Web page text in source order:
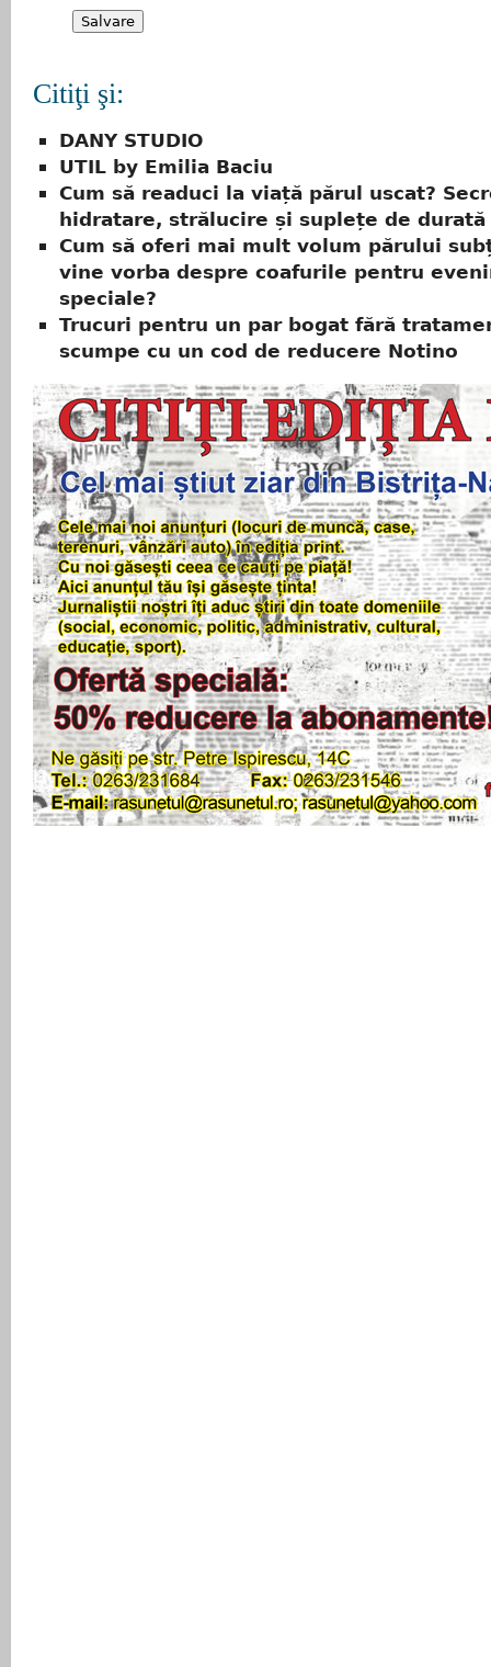
Citiţi şi:
DANY STUDIO
UTIL by Emilia Baciu
Cum să readuci la viață părul uscat?
hidratare, strălucire și suplețe de durată
Cum să oferi mai mult volum părului
vine vorba despre coafurile pentru
speciale?
Trucuri pentru un par bogat fără
scumpe cu un cod de reducere Notino